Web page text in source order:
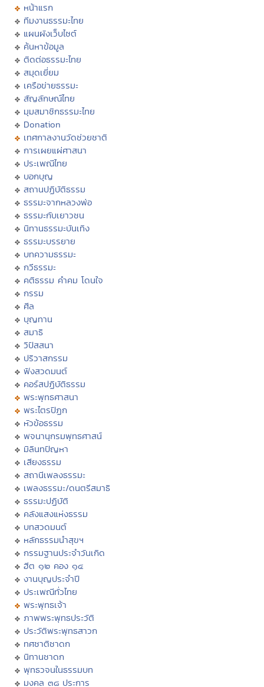
หน้าแรก
ทีมงานธรรมะไทย
แผนผังเว็บไซต์
ค้นหาข้อมูล
ติดต่อธรรมะไทย
สมุดเยี่ยม
เครือข่ายธรรมะ
สัญลักษณ์ไทย
มุมสมาชิกธรรมะไทย
Donation
เทศกาลงานวัดช่วยชาติ
การเผยแผ่ศาสนา
ประเพณีไทย
บอกบุญ
สถานปฏิบัติธรรม
ธรรมะจากหลวงพ่อ
ธรรมะกับเยาวชน
นิทานธรรมะบันเทิง
ธรรมะบรรยาย
บทความธรรมะ
กวีธรรมะ
คติธรรม คำคม โดนใจ
กรรม
ศีล
บุญทาน
สมาธิ
วิปัสสนา
ปริวาสกรรม
ฟังสวดมนต์
คอร์สปฏิบัติธรรม
พระพุทธศาสนา
พระไตรปิฏก
หัวข้อธรรม
พจนานุกรมพุทธศาสน์
มิลินทปัญหา
เสียงธรรม
สถานีเพลงธรรมะ
เพลงธรรมะ/ดนตรีสมาธิ
ธรรมะปฏิบัติ
คลังแสงแห่งธรรม
บทสวดมนต์
หลักธรรมนำสุขฯ
กรรมฐานประจำวันเกิด
ฮีต ๑๒ คอง ๑๔
งานบุญประจำปี
ประเพณีทั่วไทย
พระพุทธเจ้า
ภาพพระพุทธประวัติ
ประวัติพระพุทธสาวก
ทศชาติชาดก
นิทานชาดก
พุทธวจนในธรรมบท
มงคล ๓๘ ประการ